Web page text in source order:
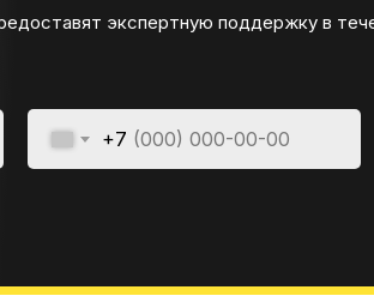
+7
экспертную поддержку в